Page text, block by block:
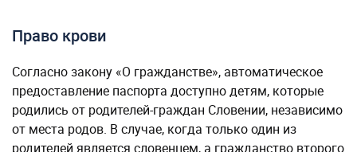
Право крови
Согласно закону «О гражданстве», автоматическое
предоставление паспорта доступно детям, которые
родились от родителей-граждан Словении, независимо
от места родов. В случае, когда только один из
родителей является словенцем, а гражданство второго